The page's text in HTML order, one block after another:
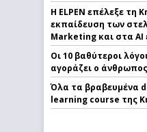
Η ELPEN επέλεξε τη
εκπαίδευση των
Marketing και στα AI
Οι 10 βαθύτεροι
αγοράζει ο άνθρωπος
Όλα τα βραβευμένα
learning course της